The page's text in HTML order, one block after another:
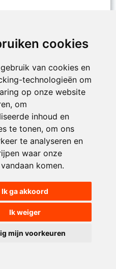
cookies
van cookies en
technologieën om
op onze website
om
inhoud en
te tonen, om ons
te analyseren en
waar onze
komen.
Ik ga akkoord
Ik weiger
mijn voorkeuren
Nijs